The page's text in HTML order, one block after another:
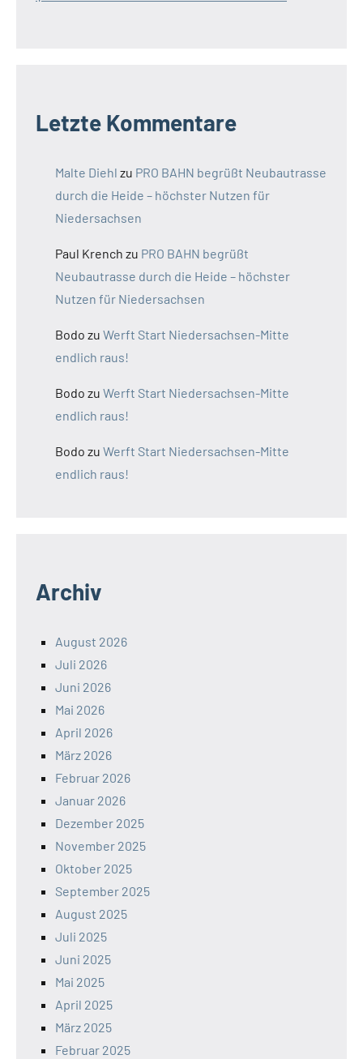
Letzte Kommentare
Malte Diehl zu PRO BAHN begrüßt Neubautrasse
durch die Heide – höchster Nutzen für
Niedersachsen
Paul Krench zu PRO BAHN begrüßt
Neubautrasse durch die Heide – höchster
Nutzen für Niedersachsen
Bodo zu Werft Start Niedersachsen-Mitte
endlich raus!
Bodo zu Werft Start Niedersachsen-Mitte
endlich raus!
Bodo zu Werft Start Niedersachsen-Mitte
endlich raus!
Archiv
August 2026
Juli 2026
Juni 2026
Mai 2026
April 2026
März 2026
Februar 2026
Januar 2026
Dezember 2025
November 2025
Oktober 2025
September 2025
August 2025
Juli 2025
Juni 2025
Mai 2025
April 2025
März 2025
Februar 2025